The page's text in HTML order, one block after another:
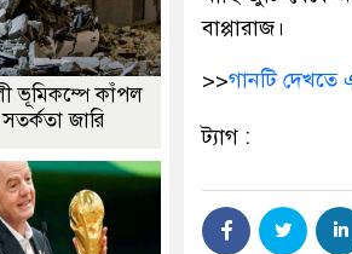
বাপ্পারাজ।
>>গানটি
ট্যাগ :
ভূমিকম্পে কাঁপল
জারি